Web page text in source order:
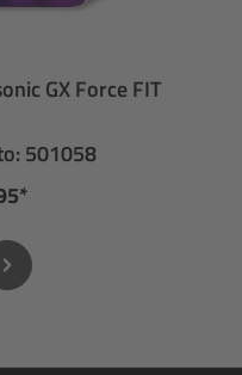
GX Force FIT
501058